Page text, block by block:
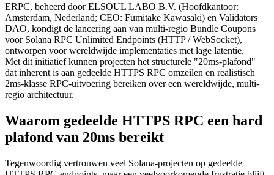
ERPC, beheerd door ELSOUL LABO B.V. (Hoofdkantoor:
Amsterdam, Nederland; CEO: Fumitake Kawasaki) en Validators
DAO, kondigt de lancering aan van multi-regio Bundle Coupons
voor Solana RPC Unlimited Endpoints (HTTP / WebSocket),
ontworpen voor wereldwijde implementaties met lage latentie.
Met dit initiatief kunnen projecten het structurele "20ms-plafond"
dat inherent is aan gedeelde HTTPS RPC omzeilen en realistisch
2ms-klasse RPC-uitvoering bereiken over een wereldwijde, multi-
regio architectuur.
Waarom gedeelde HTTPS RPC een hard
plafond van 20ms bereikt
Tegenwoordig vertrouwen veel Solana-projecten op gedeelde